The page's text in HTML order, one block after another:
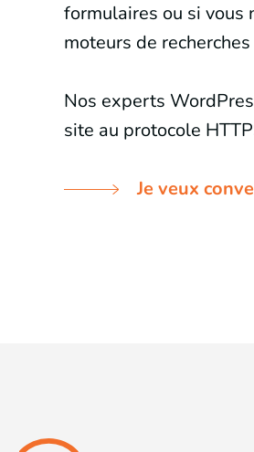
formulaires ou si vous
moteurs de
Nos experts
site au protocole
Je veux